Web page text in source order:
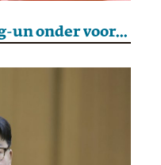
Noord-Korea: Kim Jong-un onder voorwaarden bereid tot dialoog met de VS